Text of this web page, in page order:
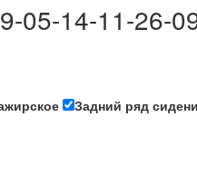
05-14-11-26-
Задний ряд